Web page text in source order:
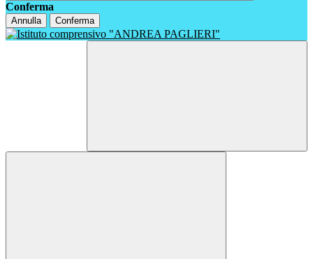
Conferma
Annulla Conferma